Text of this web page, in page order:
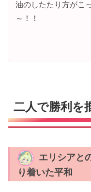
油のしたたり方がこ
～！！
二人で勝利を
エリシアと
り着いた平和